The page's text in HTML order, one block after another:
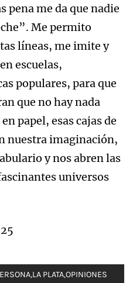
pena me da que nadie
Me permito
líneas, me imite y
escuelas,
populares, para que
que no hay nada
papel, esas cajas de
nuestra imaginación,
y nos abren las
universos
,LA PLATA,OPINIONES